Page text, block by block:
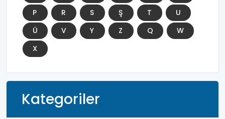
P
R S Ş T
U
Ü
V Y Z Q
W
X
Kategoriler